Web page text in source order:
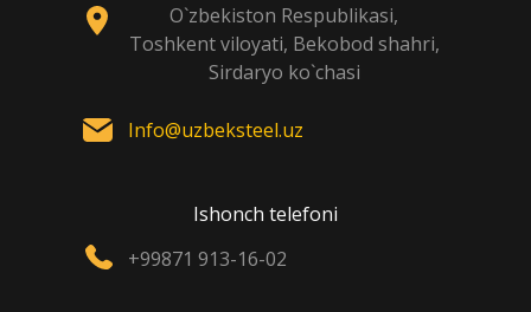
O`zbekiston Respublikasi,
Toshkent viloyati, Bekobod shahri,
Sirdaryo ko`chasi
Info@uzbeksteel.uz
Ishonch telefoni
+99871 913-16-02